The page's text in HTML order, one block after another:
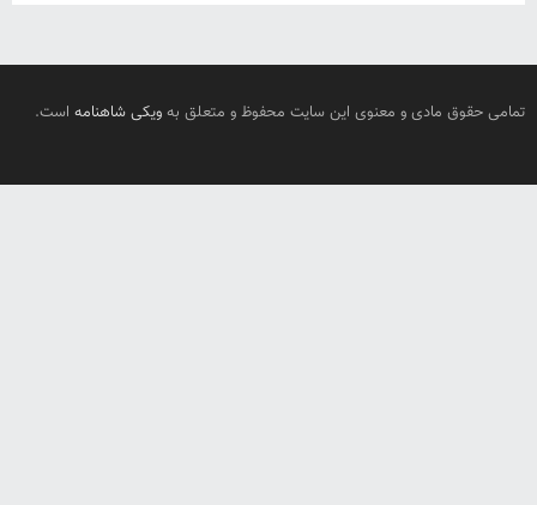
تمامی حقوق مادی و معنوی این سایت محفوظ و متعلق به ویکی شاهنامه است.